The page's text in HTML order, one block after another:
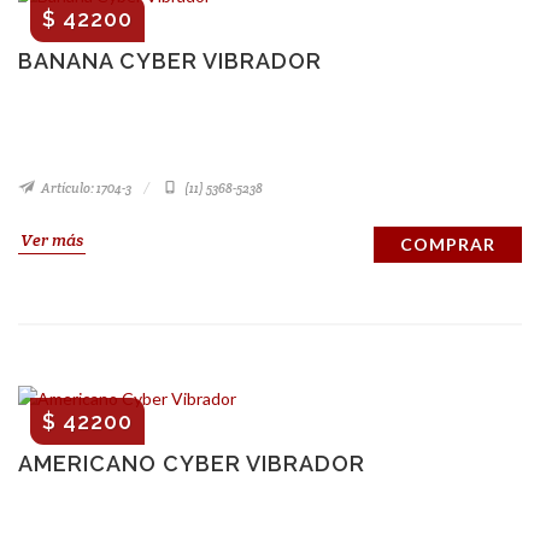
BANANA CYBER VIBRADOR
$ 42200
Artículo: 1704-3 (11) 5368-5238
Ver más COMPRAR
AMERICANO CYBER VIBRADOR
$ 42200